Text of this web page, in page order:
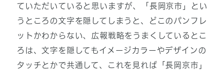
ていただいていると思いますが、「長岡京市」とい
うところの文字を隠してしまうと、どこのパンフレ
ットかわからない、広報戦略をうまくしているとこ
ろは、文字を隠してもイメージカラーやデザインの
タッチとかで共通して、これを見れば「長岡京市」